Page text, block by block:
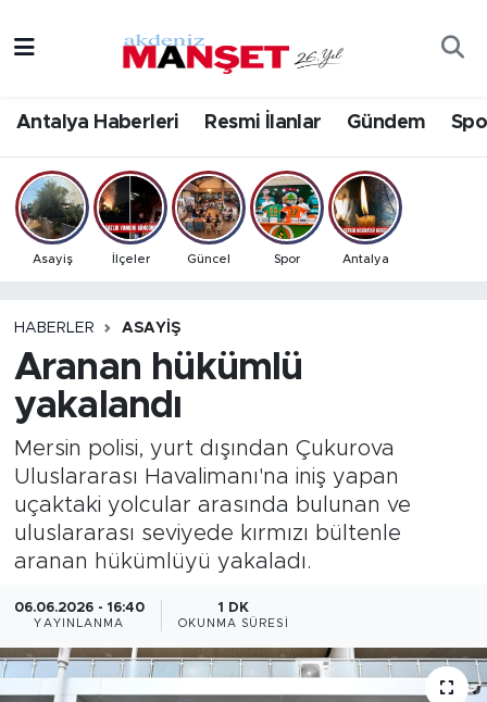
Antalya Haberleri Resmi İlanlar Gündem
Asayiş İlçeler Güncel Spor Antalya
HABERLER ASAYIŞ
Aranan hükümlü
yakalandı
Mersin polisi, yurt dışından Çukurova
Uluslararası Havalimanı'na iniş yapan
uçaktaki yolcular arasında bulunan ve
uluslararası seviyede kırmızı bültenle
aranan hükümlüyü yakaladı.
06.06.2026 - 16:40
YAYINLANMA
1 DK
OKUNMA SÜRESI
Bilim & Teknoloji
Eğitim
Ekonomi
Gündem
İlçeler
Kültür- Sanat
Magazin
Resmi İlanlar
Antalya Hava Durumu
Antalya Namaz Vakitleri
Antalya Trafik Yoğunluk Haritası
Tüm Manşetler
Son Dakika Haberleri
Haber Arşivi